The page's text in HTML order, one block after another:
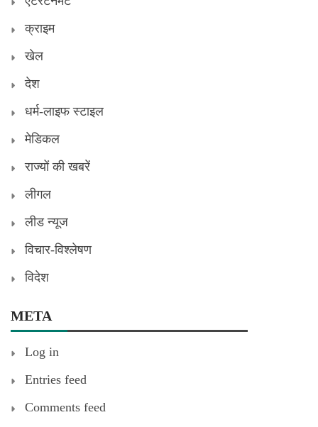
क्राइम
खेल
देश
धर्म-लाइफ स्टाइल
मेडिकल
राज्यों की खबरें
लीगल
लीड न्यूज
विचार-विश्लेषण
विदेश
META
Log in
Entries feed
Comments feed